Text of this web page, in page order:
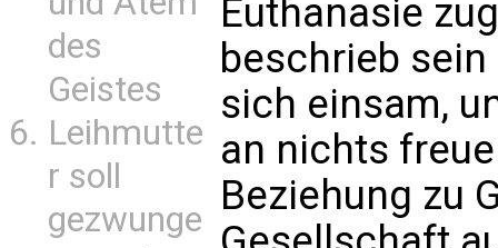
des
Geistes
Leihmutte
r soll
gezwunge
Euthanasie
beschrieb
sich einsam,
an nichts
Beziehung zu